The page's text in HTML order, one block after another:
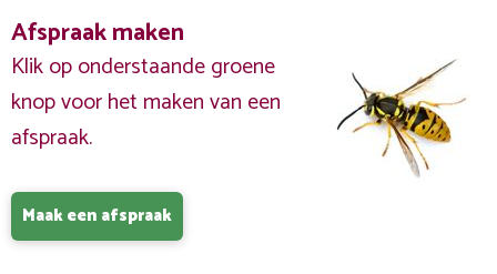
Afspraak maken
Klik op onderstaande groene
knop voor het maken van een
afspraak.
Maak een afspraak